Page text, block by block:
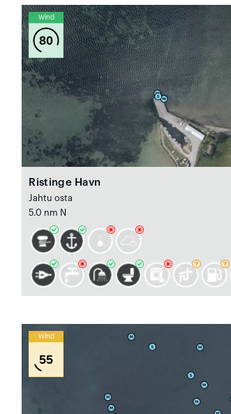
Wind
80
Ristinge Havn
Jahtu osta
5.0 nm N
Wind
55